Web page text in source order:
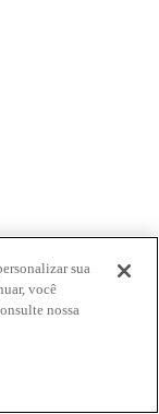
sua
você
nossa